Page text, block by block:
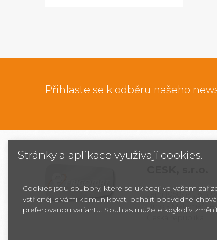
Přihlaste se k odběru našeho
Jarní 1058/44i, 614 00
Brno - Maloměřice
Stránky a aplikace využívají cookies.
Cookies jsou soubory, které se ukládají ve vašem
vstřícněji s vámi komunikovat, odhalit podvodné
preferovanou variantu. Souhlas můžete kdykoliv